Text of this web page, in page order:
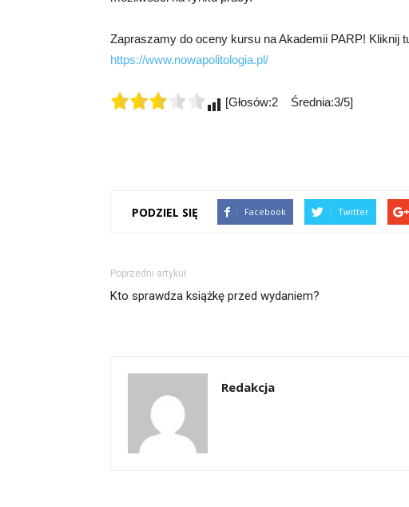
Zapraszamy do oceny kursu na Akademii PARP! Kliknij
https://www.nowapolitologia.pl/
[Głosów:2 Średnia:3/5]
PODZIEL SIĘ Facebook Twitter
Poprzedni artykuł
Kto sprawdza książkę przed wydaniem?
Redakcja